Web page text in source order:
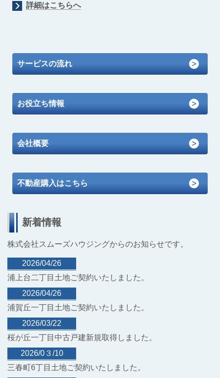
詳細はこちらへ
サービスの流れ
お役立ち情報
会社概要
不動産購入はこちら
新着情報
株式会社スムーズハウジングからのお知らせです。
2026/04/26
浦上台二丁目土地ご契約いたしました。
2026/04/26
浦賀丘一丁目土地ご契約いたしました。
2026/03/22
桜が丘一丁目中古戸建新規取得しました。
2026/0３/10
三春町6丁目土地ご契約いたしました。